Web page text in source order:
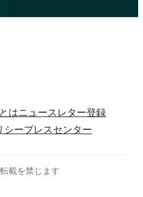
は ニュースレター登録
シープレスセンター
載を禁じます